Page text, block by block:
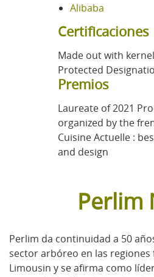
Alibaba
Certificaciones
Made out with
Protected
Premios
Laureate of 2021
organized by the
Cuisine Actuelle :
and design
Perlim
Perlim da continuidad a 50
sector arbóreo en las
Limousin y se afirma como